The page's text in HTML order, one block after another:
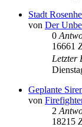
Stadt
von Der
0
16661
Letzter
Geplante
von
2
18215